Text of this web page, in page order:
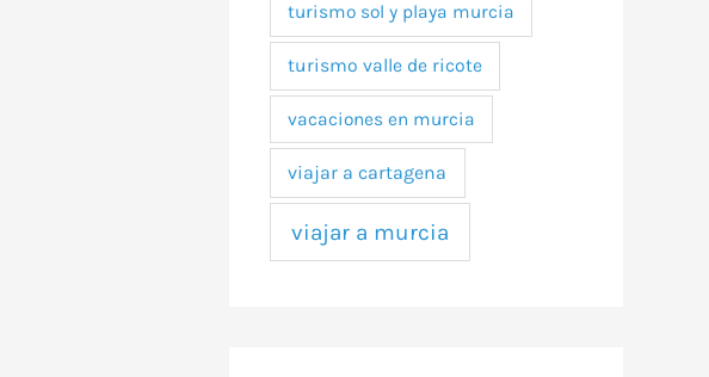
turismo sol y playa murcia
turismo valle de ricote
vacaciones en murcia
viajar a cartagena
viajar a murcia